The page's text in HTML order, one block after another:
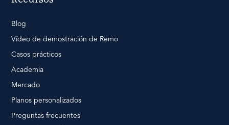
Blog
Vídeo de demostración de Remo
Casos prácticos
Academia
Mercado
Planos personalizados
Preguntas frecuentes